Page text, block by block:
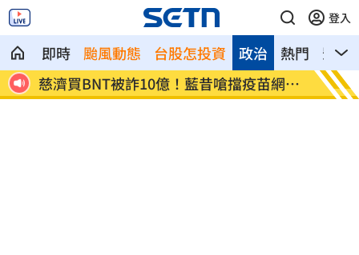
登入
即時 颱風動態 台股怎投資 熱門 影音
政治
元
慈濟買BNT被詐10億！藍昔嗆擋疫苗網朝
聖
它躋
元